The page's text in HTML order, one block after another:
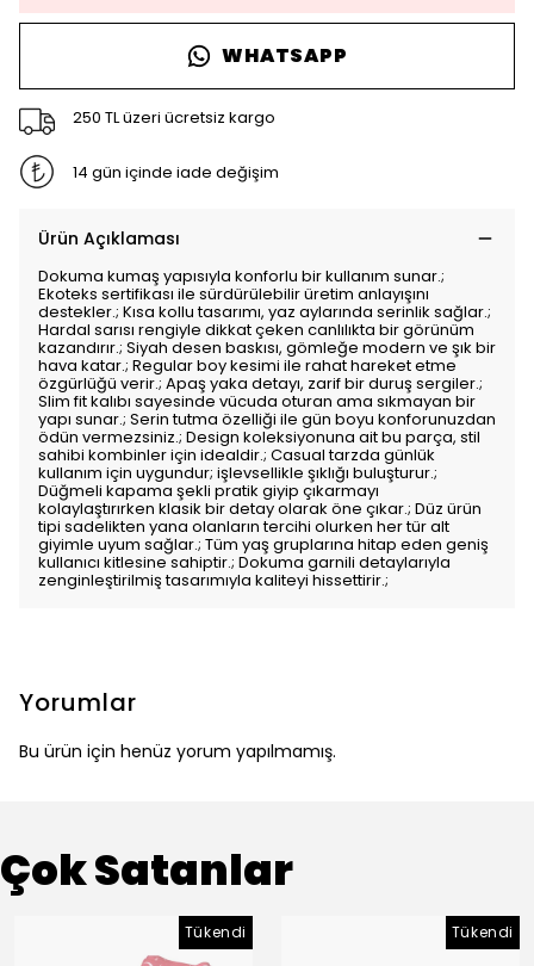
WHATSAPP
250 TL üzeri ücretsiz kargo
14 gün içinde iade değişim
Ürün Açıklaması
Dokuma kumaş yapısıyla konforlu bir kullanım sunar.;
Ekoteks sertifikası ile sürdürülebilir üretim anlayışını
destekler.; Kısa kollu tasarımı, yaz aylarında serinlik sağlar.;
Hardal sarısı rengiyle dikkat çeken canlılıkta bir görünüm
kazandırır.; Siyah desen baskısı, gömleğe modern ve şık bir
hava katar.; Regular boy kesimi ile rahat hareket etme
özgürlüğü verir.; Apaş yaka detayı, zarif bir duruş sergiler.;
Slim fit kalıbı sayesinde vücuda oturan ama sıkmayan bir
yapı sunar.; Serin tutma özelliği ile gün boyu konforunuzdan
ödün vermezsiniz.; Design koleksiyonuna ait bu parça, stil
sahibi kombinler için idealdir.; Casual tarzda günlük
kullanım için uygundur; işlevsellikle şıklığı buluşturur.;
Düğmeli kapama şekli pratik giyip çıkarmayı
kolaylaştırırken klasik bir detay olarak öne çıkar.; Düz ürün
tipi sadelikten yana olanların tercihi olurken her tür alt
giyimle uyum sağlar.; Tüm yaş gruplarına hitap eden geniş
kullanıcı kitlesine sahiptir.; Dokuma garnili detaylarıyla
zenginleştirilmiş tasarımıyla kaliteyi hissettirir.;
Yorumlar
Bu ürün için henüz yorum yapılmamış.
Çok Satanlar
Tükendi Tükendi